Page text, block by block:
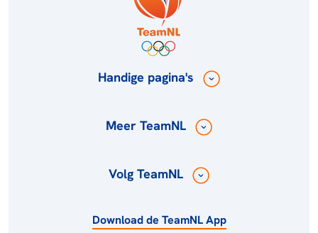
Handige pagina's
Meer TeamNL
Volg TeamNL
Download de TeamNL App